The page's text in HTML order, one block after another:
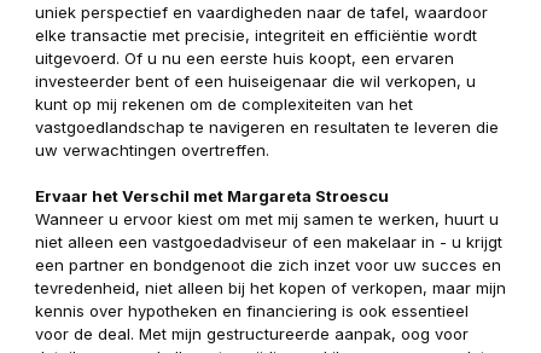
uniek perspectief en vaardigheden naar de tafel, waardoor
elke transactie met precisie, integriteit en efficiëntie wordt
uitgevoerd. Of u nu een eerste huis koopt, een ervaren
investeerder bent of een huiseigenaar die wil verkopen, u
kunt op mij rekenen om de complexiteiten van het
vastgoedlandschap te navigeren en resultaten te leveren die
uw verwachtingen overtreffen.
Ervaar het Verschil met Margareta Stroescu
Wanneer u ervoor kiest om met mij samen te werken, huurt u
niet alleen een vastgoedadviseur of een makelaar in - u krijgt
een partner en bondgenoot die zich inzet voor uw succes en
tevredenheid, niet alleen bij het kopen of verkopen, maar mijn
kennis over hypotheken en financiering is ook essentieel
voor de deal. Met mijn gestructureerde aanpak, oog voor